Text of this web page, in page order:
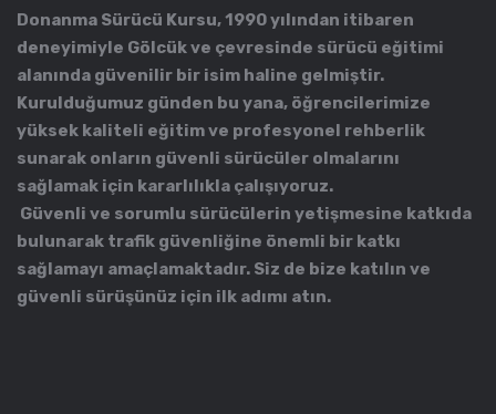
Donanma Sürücü Kursu, 1990 yılından itibaren
deneyimiyle Gölcük ve çevresinde sürücü eğitimi
alanında güvenilir bir isim haline gelmiştir.
Kurulduğumuz günden bu yana, öğrencilerimize
yüksek kaliteli eğitim ve profesyonel rehberlik
sunarak onların güvenli sürücüler olmalarını
sağlamak için kararlılıkla çalışıyoruz.
Güvenli ve sorumlu sürücülerin yetişmesine katkıda
bulunarak trafik güvenliğine önemli bir katkı
sağlamayı amaçlamaktadır. Siz de bize katılın ve
güvenli sürüşünüz için ilk adımı atın.